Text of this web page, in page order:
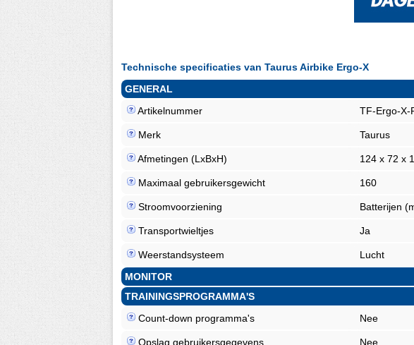
Technische specificaties van Taurus Airbike Ergo-X
GENERAL
Artikelnummer
TF-Ergo-X-
Merk Taurus
Afmetingen (LxBxH) 124 x 72 x
Maximaal gebruikersgewicht 160
Stroomvoorziening Batterijen
Transportwieltjes Ja
Weerstandsysteem
Lucht
MONITOR
TRAININGSPROGRAMMA'S
Count-down programma's
Nee
Opslag gebruikersgegevens Nee